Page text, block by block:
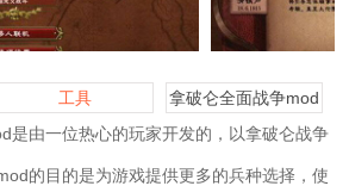
工具
拿破仑全面战争mod
是由一位热心的玩家开发的，以拿破仑战争
的目的是为游戏提供更多的兵种选择，使